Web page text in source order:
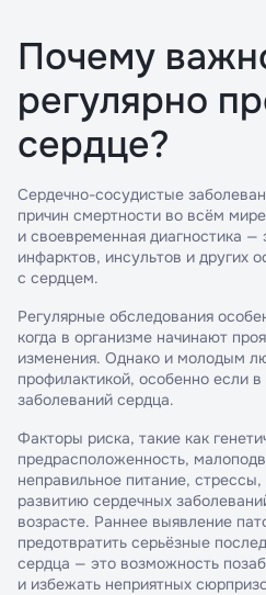
Почему
регулярно
сердце?
Сердечно-сосудистые
причин смертности во всём
и своевременная диагностика
инфарктов, инсультов и других
с сердцем.
Регулярные обследования
когда в организме начинают
изменения. Однако и молодым
профилактикой, особенно если
заболеваний сердца.
Факторы риска, такие как
предрасположенность,
неправильное питание,
развитию сердечных
возрасте. Раннее выявление
предотвратить серьёзные
сердца — это возможность
и избежать неприятных